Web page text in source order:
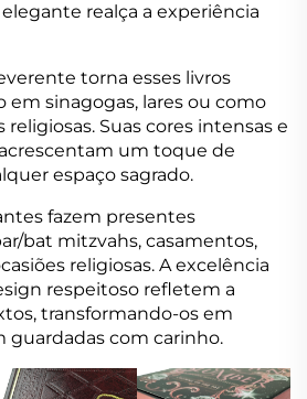
realça a experiência
torna esses livros
em sinagogas, lares ou como
Suas cores intensas e
um toque de
espaço sagrado.
fazem presentes
bat mitzvahs, casamentos,
religiosas. A excelência
respeitoso refletem a
transformando-os em
guardadas com carinho.